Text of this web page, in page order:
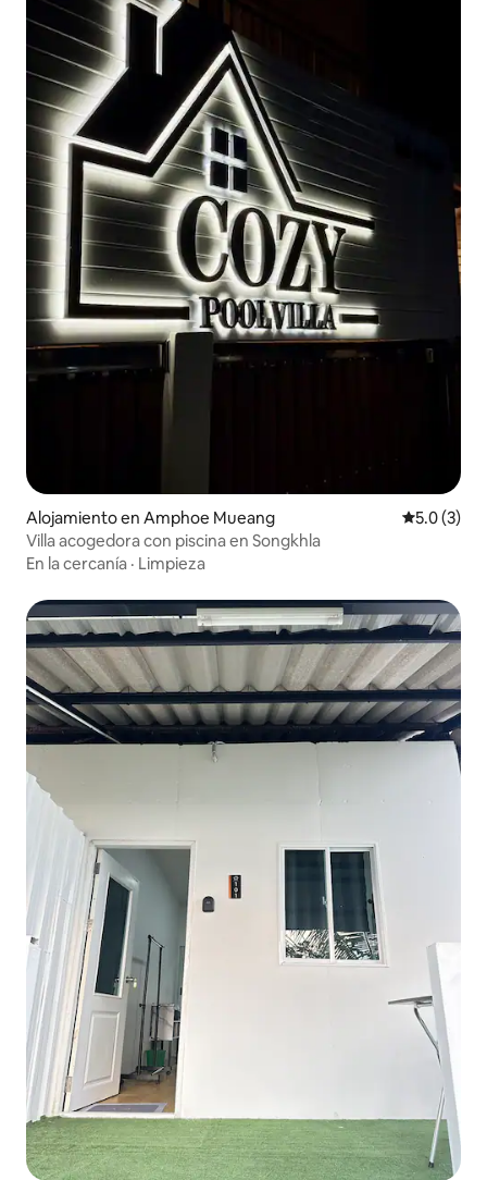
Alojamiento en Amphoe Mueang
5.0 (3)
Villa acogedora con piscina en Songkhla
En la cercanía · Limpieza